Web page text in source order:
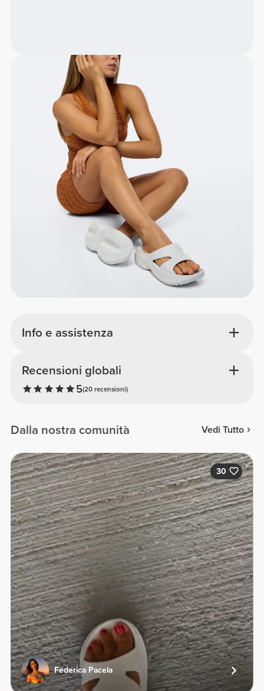
Info e assistenza
Recensioni globali
5(20 recensioni)
Dalla nostra comunità Vedi Tutto
30
Federica Pacela